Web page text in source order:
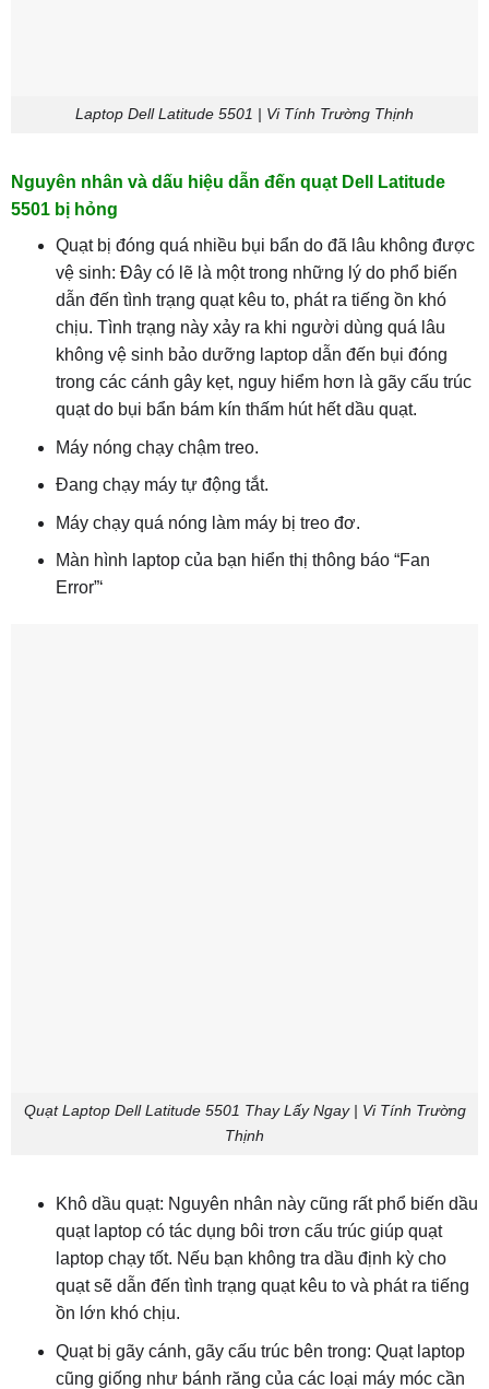
Laptop Dell Latitude 5501 | Vi Tính Trường Thịnh
Nguyên nhân và dấu hiệu dẫn đến quạt Dell Latitude
5501 bị hỏng
Quạt bị đóng quá nhiều bụi bẩn do đã lâu không được
vệ sinh: Đây có lẽ là một trong những lý do phổ biến
dẫn đến tình trạng quạt kêu to, phát ra tiếng ồn khó
chịu. Tình trạng này xảy ra khi người dùng quá lâu
không vệ sinh bảo dưỡng laptop dẫn đến bụi đóng
trong các cánh gây kẹt, nguy hiểm hơn là gãy cấu trúc
quạt do bụi bẩn bám kín thấm hút hết dầu quạt.
Máy nóng chạy chậm treo.
Đang chạy máy tự động tắt.
Máy chạy quá nóng làm máy bị treo đơ.
Màn hình laptop của bạn hiển thị thông báo “Fan
Error”‘
Quạt Laptop Dell Latitude 5501 Thay Lấy Ngay | Vi Tính Trường
Thịnh
Khô dầu quạt: Nguyên nhân này cũng rất phổ biến dầu
quạt laptop có tác dụng bôi trơn cấu trúc giúp quạt
laptop chạy tốt. Nếu bạn không tra dầu định kỳ cho
quạt sẽ dẫn đến tình trạng quạt kêu to và phát ra tiếng
ồn lớn khó chịu.
Quạt bị gãy cánh, gãy cấu trúc bên trong: Quạt laptop
cũng giống như bánh răng của các loại máy móc cần